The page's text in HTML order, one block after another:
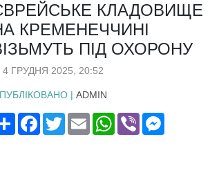
КЛАДОВИЩЕ
КРЕМЕНЕЧЧИНІ
ПІД ОХОРОНУ
4 ГРУДНЯ 2025, 20:52
| ADMIN
ПоширитиFacebook
TwitterEmail WhatsApp
Viber